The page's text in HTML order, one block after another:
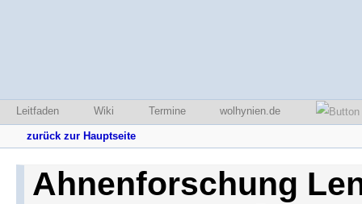
Leitfaden Wiki Termine wolhynien.de
zurück zur Hauptseite
Ahnenforschung